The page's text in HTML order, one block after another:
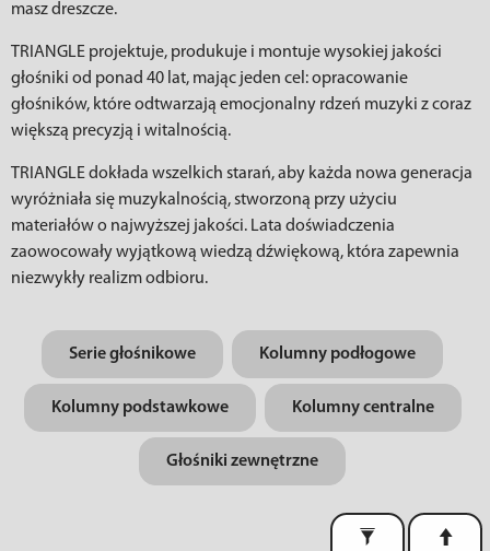
masz dreszcze.
TRIANGLE projektuje, produkuje i montuje wysokiej jakości
głośniki od ponad 40 lat, mając jeden cel: opracowanie
głośników, które odtwarzają emocjonalny rdzeń muzyki z coraz
większą precyzją i witalnością.
TRIANGLE dokłada wszelkich starań, aby każda nowa generacja
wyróżniała się muzykalnością, stworzoną przy użyciu
materiałów o najwyższej jakości. Lata doświadczenia
zaowocowały wyjątkową wiedzą dźwiękową, która zapewnia
niezwykły realizm odbioru.
Serie głośnikowe Kolumny podłogowe
Kolumny podstawkowe Kolumny centralne
Głośniki zewnętrzne